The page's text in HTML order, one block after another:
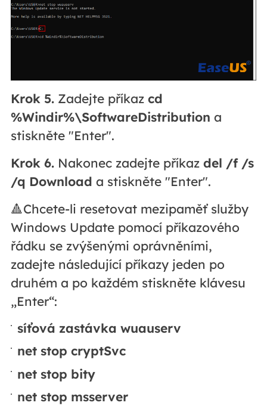
Krok 5.Zadejte příkaz cd
%Windir%\SoftwareDistribution a
stiskněte "Enter".
Krok 6.Nakonec zadejte příkaz del /f /s
/q Download a stiskněte "Enter".
🔺Chcete-li resetovat mezipaměť služby
Windows Update pomocí příkazového
řádku se zvýšenými oprávněními,
zadejte následující příkazy jeden po
druhém a po každém stiskněte klávesu
„Enter“:
síťová zastávka wuauserv
net stop cryptSvc
net stop bity
net stop msserver